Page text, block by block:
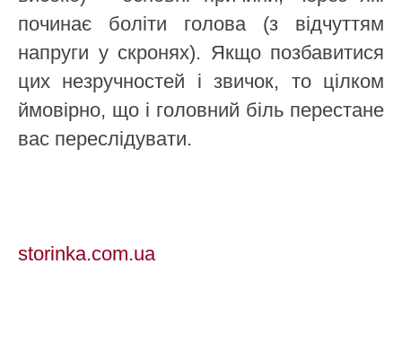
починає боліти голова (з відчуттям
напруги у скронях). Якщо позбавитися
цих незручностей і звичок, то цілком
ймовірно, що і головний біль перестане
вас переслідувати.
storinka.com.ua